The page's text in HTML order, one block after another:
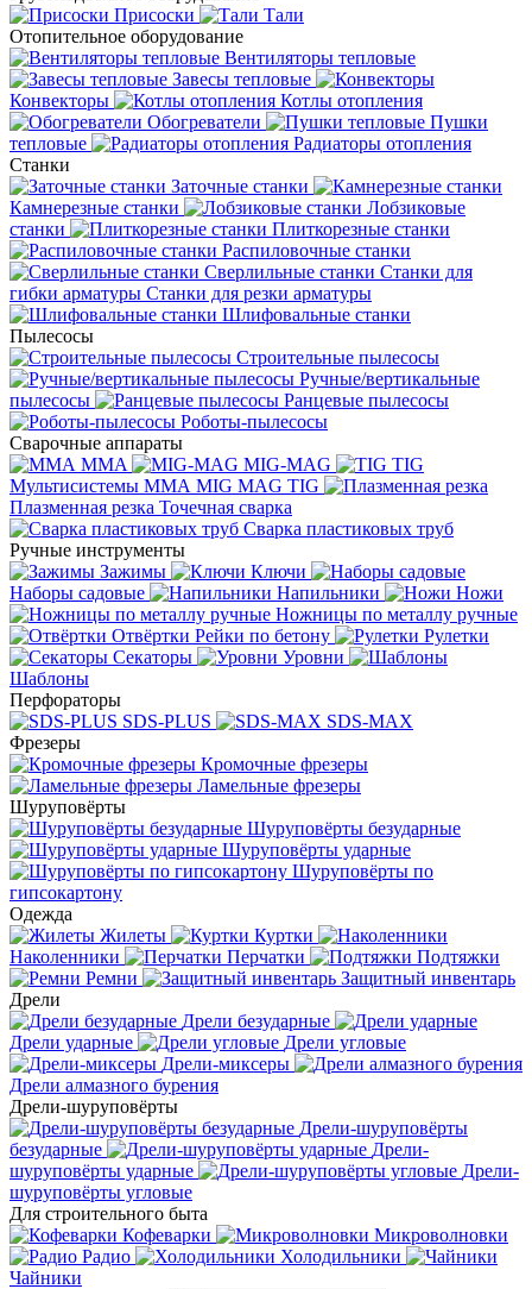
Присоски
Тали
Отопительное оборудование
Вентиляторы тепловые
Завесы тепловые
Конвекторы
Котлы отопления
Обогреватели
Пушки
тепловые
Радиаторы отопления
Станки
Заточные станки
Камнерезные станки
Лобзиковые
станки
Плиткорезные станки
Распиловочные станки
Сверлильные станки Станки для
гибки арматуры Станки для резки арматуры
Шлифовальные станки
Пылесосы
Строительные пылесосы
Ручные/вертикальные
пылесосы
Ранцевые пылесосы
Роботы-пылесосы
Сварочные аппараты
MMA
MIG-MAG
TIG
Мультисистемы ММА MIG MAG TIG
Плазменная резка Точечная сварка
Cварка пластиковых труб
Ручные инструменты
Зажимы
Ключи
Наборы садовые
Напильники
Ножи
Ножницы по металлу ручные
Отвёртки Рейки по бетону
Рулетки
Секаторы
Уровни
Шаблоны
Перфораторы
SDS-PLUS
SDS-MAX
Фрезеры
Кромочные фрезеры
Ламельные фрезеры
Шуруповёрты
Шуруповёрты безударные
Шуруповёрты ударные
Шуруповёрты по
гипсокартону
Одежда
Жилеты
Куртки
Наколенники
Перчатки
Подтяжки
Ремни
Защитный инвентарь
Дрели
Дрели безударные
Дрели ударные
Дрели угловые
Дрели-миксеры
Дрели алмазного бурения
Дрели-шуруповёрты
Дрели-шуруповёрты
безударные
Дрели-
шуруповёрты ударные
Дрели-
шуруповёрты угловые
Для строительного быта
Кофеварки
Микроволновки
Радио
Холодильники
Чайники